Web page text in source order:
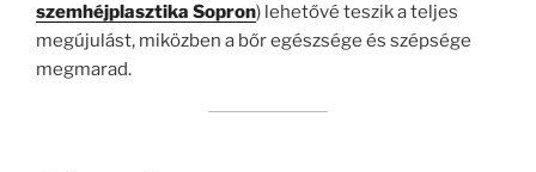
szemhéjplasztika Sopron) lehetővé teszik a teljes
megújulást, miközben a bőr egészsége és szépsége
megmarad.